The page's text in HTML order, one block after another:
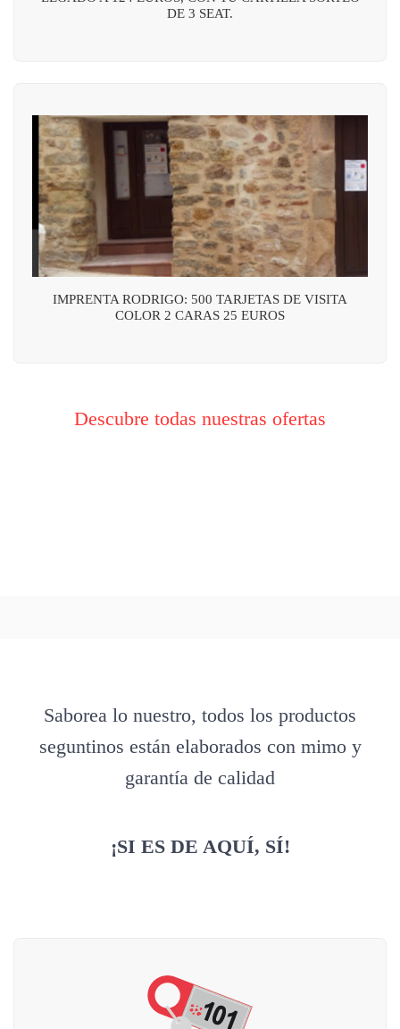
DE 3 SEAT.
IMPRENTA RODRIGO: 500 TARJETAS DE VISITA
COLOR 2 CARAS 25 EUROS
Descubre todas nuestras ofertas
Saborea lo nuestro, todos los productos
seguntinos están elaborados con mimo y
garantía de calidad
¡SI ES DE AQUÍ, SÍ!